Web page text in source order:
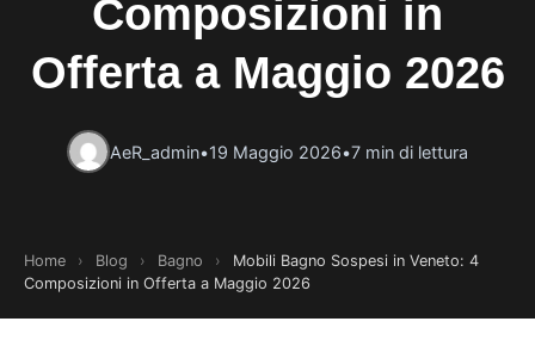
Composizioni in
Offerta a Maggio 2026
AeR_admin•19 Maggio 2026•7 min di lettura
Home › Blog › Bagno ›
Mobili Bagno Sospesi in Veneto: 4
Composizioni in Offerta a Maggio 2026